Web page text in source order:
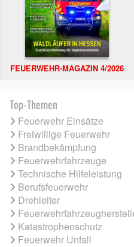
FEUERWEHR-MAGAZIN 4/2026
Top-Themen
Feuerwehr Einsätze
Freiwillige Feuerwehr
Brandbekämpfung
Feuerwehrfahrzeuge
Technische Hilfeleistung
Berufsfeuerwehr
Drehleiter
Katastrophenschutz
Feuerwehr Unfall